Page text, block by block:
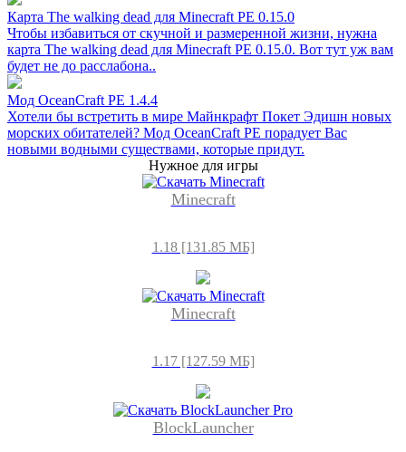
Карта The walking dead для Minecraft PE 0.15.0
Чтобы избавиться от скучной и размеренной жизни, нужна
карта The walking dead для Minecraft PE 0.15.0. Вот тут уж вам
будет не до расслабона..
Мод OceanCraft PE 1.4.4
Хотели бы встретить в мире Майнкрафт Покет Эдишн новых
морских обитателей? Мод OceanCraft PE порадует Вас
новыми водными существами, которые придут.
Нужное для игры
Minecraft
1.18 [131.85 МБ]
Minecraft
1.17 [127.59 МБ]
BlockLauncher